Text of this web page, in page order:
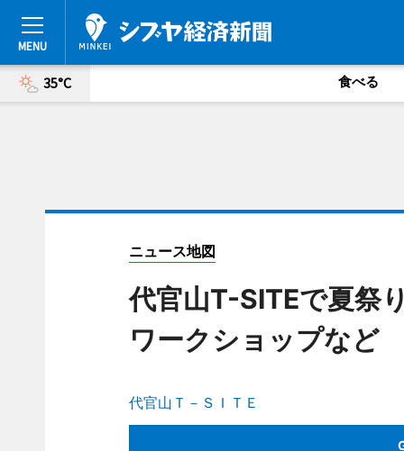
35°C 食べる
ニュース地図
代官山T-SITEで夏祭
ワークショップなど
代官山Ｔ－ＳＩＴＥ